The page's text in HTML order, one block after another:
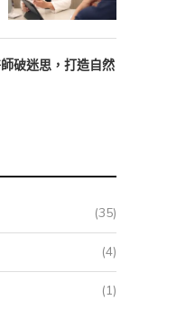
破迷思，打造自然
(35)
(4)
(1)